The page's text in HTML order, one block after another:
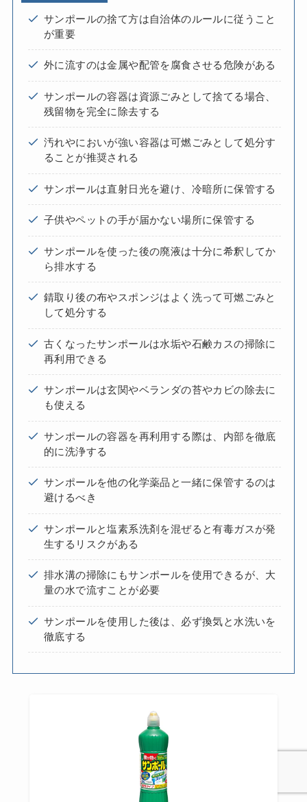
サンポールの捨て方は自治体のルールに従うこと
が重要
外に流すのは金属や配管を腐食させる危険がある
サンポールの容器は資源ごみとして捨てる場合、
残留物を完全に除去する
汚れやにおいが強い容器は可燃ごみとして処分す
ることが推奨される
サンポールは直射日光を避け、冷暗所に保管する
子供やペットの手が届かない場所に保管する
サンポールを使った後の廃液は十分に希釈してか
ら排水する
錆取り後の布やスポンジはよく洗って可燃ごみと
して処分する
古くなったサンポールは水垢や石鹸カスの掃除に
再利用できる
サンポールは玄関やベランダの苔やカビの除去に
も使える
サンポールの容器を再利用する際は、内部を徹底
的に洗浄する
サンポールを他の化学薬品と一緒に保管するのは
避けるべき
サンポールと塩素系洗剤を混ぜると有毒ガスが発
生するリスクがある
排水溝の掃除にもサンポールを使用できるが、大
量の水で流すことが必要
サンポールを使用した後は、必ず換気と水洗いを
徹底する